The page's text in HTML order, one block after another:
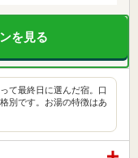
を見る
て最終日に選んだ宿。口
別です。お湯の特徴はあ